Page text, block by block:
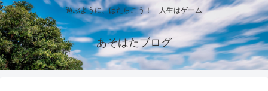
遊ぶように、はたらこう！ 人生はゲーム
あそはたブログ